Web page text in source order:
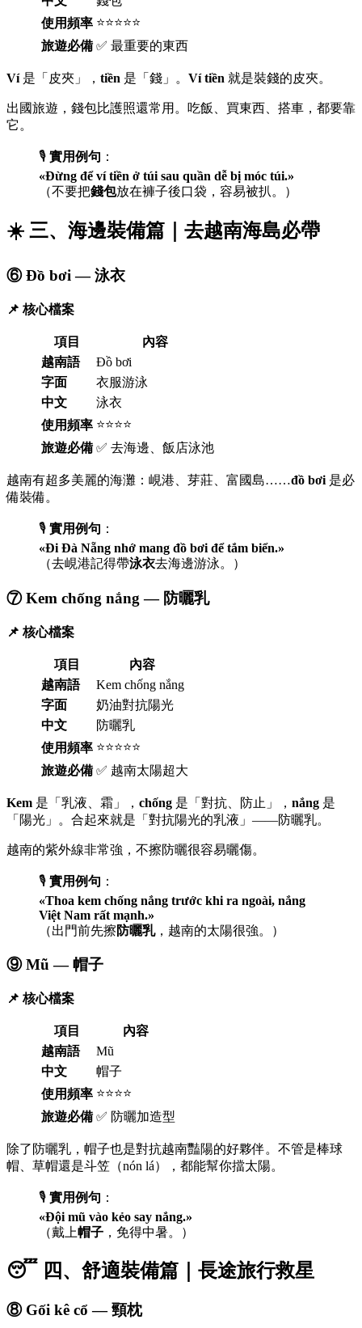
使用頻率 ⭐⭐⭐⭐⭐
旅遊必備 ✅ 最重要的東西
Ví是「皮夾」， tiền 是「錢」。 Ví tiền 就是裝錢的皮夾。
出國旅遊，錢包比護照還常用。吃飯、買東西、搭車，都要靠
它。
🎙️ 實用例句 ：
«Đừng để ví tiền ở túi sau quần dễ bị móc túi.»
（不要把錢包放在褲子後口袋，容易被扒。）
☀️ 三、海邊裝備篇｜去越南海島必帶
⑥ Đồ bơi — 泳衣
📌 核心檔案
項目
內容
越南語
Đồ bơi
字面
衣服游泳
中文
泳衣
使用頻率 ⭐⭐⭐⭐
旅遊必備 ✅ 去海邊、飯店泳池
越南有超多美麗的海灘：峴港、芽莊、富國島……đồ bơi 是必
備裝備。
🎙️ 實用例句 ：
«Đi Đà Nẵng nhớ mang đồ bơi để tắm biển.»
（去峴港記得帶泳衣去海邊游泳。）
⑦ Kem chống nắng — 防曬乳
📌 核心檔案
項目
內容
越南語
Kem chống nắng
字面
奶油對抗陽光
中文
防曬乳
使用頻率 ⭐⭐⭐⭐⭐
旅遊必備 ✅ 越南太陽超大
Kem 是「乳液、霜」， chống 是「對抗、防止」， nắng 是
「陽光」。合起來就是「對抗陽光的乳液」——防曬乳。
越南的紫外線非常強，不擦防曬很容易曬傷。
🎙️ 實用例句 ：
«Thoa kem chống nắng trước khi ra ngoài, nắng
Việt Nam rất mạnh.»
（出門前先擦 防曬乳，越南的太陽很強。）
⑨ Mũ — 帽子
📌 核心檔案
項目
內容
越南語
Mũ
中文
帽子
使用頻率 ⭐⭐⭐⭐
旅遊必備 ✅ 防曬加造型
除了防曬乳，帽子也是對抗越南豔陽的好夥伴。不管是棒球
帽、草帽還是斗笠（nón lá），都能幫你擋太陽。
🎙️ 實用例句 ：
«Đội mũ vào kẻo say nắng.»
（戴上帽子 ，免得中暑。）
😴 四、舒適裝備篇｜長途旅行救星
⑧ Gối kê cổ — 頸枕